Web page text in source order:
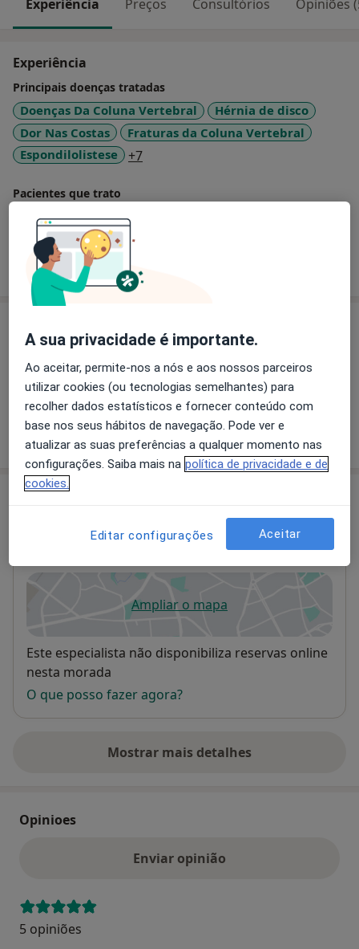
Experiência Preços Consultórios Opiniões
Experiência
Principais doenças tratadas
Doenças Da Coluna Vertebral
Hérnia de disco
Dor Nas Costas
Fraturas da Coluna Vertebral
Espondilolistese
+7a11y_sr_more_diseases
Pacientes que trato
Adultos
Detalhes
Como mostramos os preços?
Consultório
Hospital CUF Trindade
4000-541
Ampliar o mapaabre num novo separador
Disponibilidade
Este especialista não disponibiliza reservas online
nesta morada
O que posso fazer agora?
Mostrar mais detalhes
sobre o endereço
Opinioes
Enviar opinião
5 opiniões
A sua privacidade é importante.
Ao aceitar, permite-nos a nós e aos nossos parceiros
utilizar cookies (ou tecnologias semelhantes) para
recolher dados estatísticos e fornecer conteúdo com
base nos seus hábitos de navegação. Pode ver e
atualizar as suas preferências a qualquer momento nas
configurações. Saiba mais na política de privacidade e de
cookies.
Editar configurações Aceitar